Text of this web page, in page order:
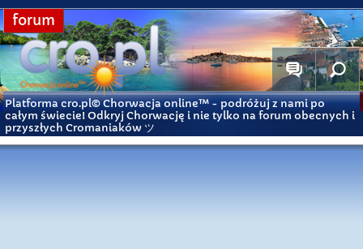
forum
Platforma cro.pl© Chorwacja online™ - podróżuj z nami po
całym świecie! Odkryj Chorwację i nie tylko na forum obecnych i
przyszłych Cromaniaków ツ